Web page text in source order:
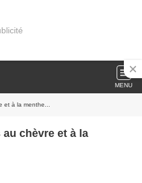
MENU
et à la menthe...
chèvre et à la